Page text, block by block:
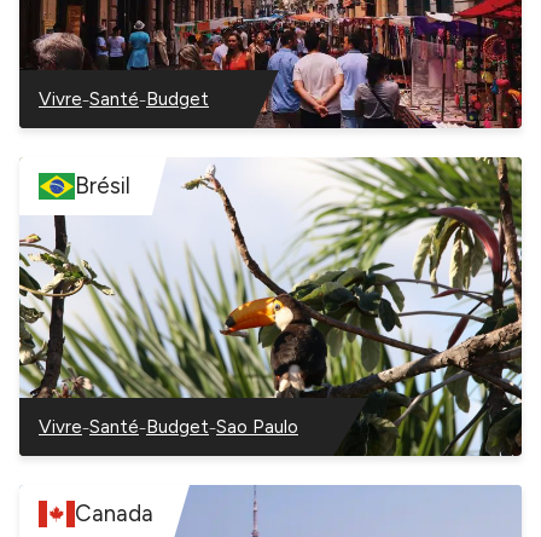
Vivre
–
Argentine
–Santé
–
Argentine
–Budget
–
Argentine
Brésil
Vivre
–
Brésil
–Santé
–
Brésil
–Budget
–
Brésil
–Sao Paulo
–
Brésil
Canada